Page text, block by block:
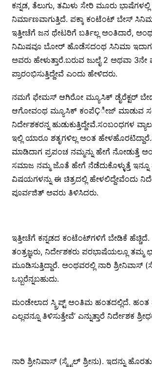
ಕನ್ನಡ, ತೆಲುಗು, ತಮಿಳು ಸೇರಿ ಮೂರು
ನಿರ್ಮಾಣವಾಗುತ್ತಿದೆ. ಪಕ್ಕಾ ಕಂಟೆಂಟ್ ಬೇಸ್
ಇತ್ತೀಚೆಗೆ ಜನ ಥೇಟರಿಗೆ ಬರ್ತಿಲ್ಲ ಅಂತಿದಾರೆ,
ನಿಮಿಷವೂ ಬೋರ್ ಹೊಡೆಸದಂಥ ಸಿನಿಮಾ
ಅವರು ಹೇಳುತ್ತಾರೆ.ಬರುವ ಜುಲೈ 2 ಅಥವಾ 3ನೇ
ಪ್ರಾರಂಭಿಸುತ್ತಿದ್ದೇವೆ ಎಂದು ಹೇಳಿದರು.
ನಮಗೆ ಫೇಮಸ್ ಆಗಿರೋ ಮ್ಯೂಸಿಕ್ ಡೈರೆಕ್ಟರ್
ಆಗೋವಂಥ ಮ್ಯೂಸಿಕ್ ಕಂಪೆÇೀಜ್ ಮಾಡುವ
ನಿರ್ದೇಶಕರನ್ನ ಹುಡುಕುತ್ತಿದ್ದೇವೆ.ಸಂಬಂಧಗಳ
ಇಲ್ಲಿ ಯಾರೂ ಶತೃಗಳಿಲ್ಲ ಅಂತ
ಮಾಡಿದಾಗ ಪ್ರಪಂಚ ನಮ್ಮನ್ನು ಹೇಗೆ ನೋಡುತ್ತೆ
ಸಮಾಜ ನಮ್ಮ ಜೊತೆ ಹೇಗೆ ನೆಡೆದುಕೊಳ್ಳುತ್ತೆ ಇನ್ನೂ
ವಿಷಯಗಳನ್ನು ಈ ಚಿತ್ರದಲ್ಲಿ ಹೇಳಲಿದ್ದೇವೆಂದು
ಪೂರ್ವಜಿತ್ ಅವರು ತಿಳಿಸಿದರು.
ಇತ್ತೀಚೆಗೆ ಕನ್ನಡದ ಕಂಟೆಂಟ್‍ಗಳಿಗೆ ಬೇಡಿಕೆ
ತಂತ್ರಜ್ಞರು, ನಿರ್ದೇಶಕರು ಪರಭಾಷೆಯಲ್ಲೂ ತಮ್ಮ
ಮೂಡಿಸುತ್ತಿದ್ದಾರೆ. ಅಂಥವರಲ್ಲಿ ನಾರಿ ಶ್ರೀನಿವಾಸ್
ಒಬ್ಬರೆನ್ನಬಹುದು.
ಮಂಡೇಲಾದ ಸ್ಕ್ರಿಪ್ಟ್ ಅಂತಿಮ ಹಂತದಲ್ಲಿದೆ. ಹಂತ
ಎಲ್ಲವನ್ನೂ ತಿಳಿಸುತ್ತೇವೆ’ ಎನ್ನುತ್ತಾರೆ ನಿರ್ದೇಶಕ
ನಾರಿ ಶ್ರೀನಿವಾಸ್ (ಸ್ಮೈಲ್ ಶ್ರೀನು). ಇದನ್ನು